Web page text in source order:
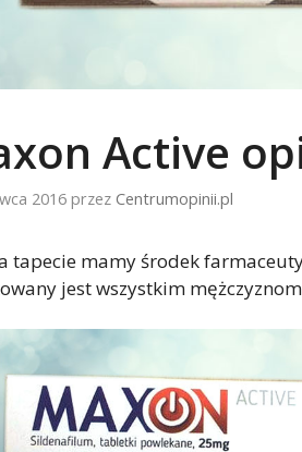
Active
2016 przez Centrumopinii.pl
tapecie mamy środek
jest wszystkim